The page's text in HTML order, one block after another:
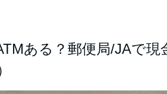
ある？郵便局/JAで現